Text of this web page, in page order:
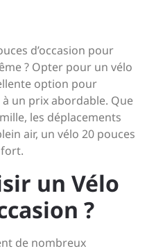
d’occasion pour
? Opter pour un vélo
option pour
un prix abordable. Que
les déplacements
air, un vélo 20 pouces
un Vélo
?
de nombreux